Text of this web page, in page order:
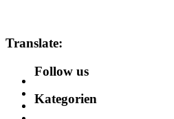
Translate:
Follow us
Kategorien